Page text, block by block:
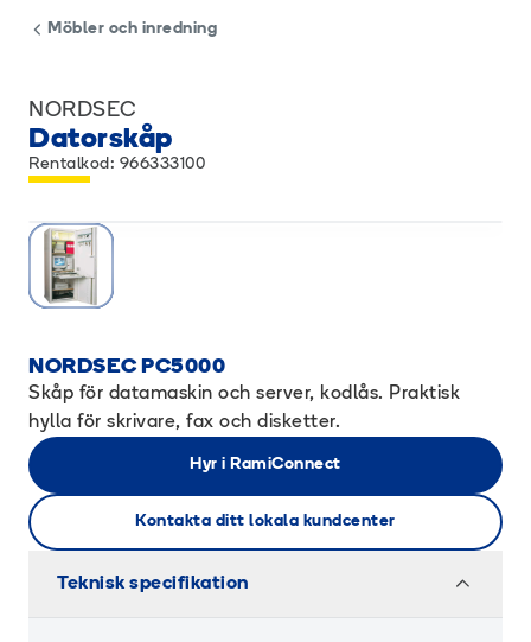
Möbler och inredning
NORDSEC
Datorskåp
Rentalkod: 966333100
NORDSEC PC5000
Skåp för datamaskin och server, kodlås. Praktisk
hylla för skrivare, fax och disketter.
Hyr i RamiConnect
Kontakta ditt lokala kundcenter
Teknisk specifikation